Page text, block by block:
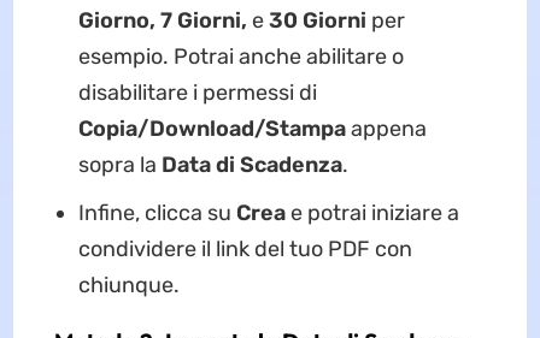
Giorno, 7 Giorni, e30 Giorni per
esempio. Potrai anche abilitare o
disabilitare i permessi di
Copia/Download/Stampaappena
sopra la Data di Scadenza.
Infine, clicca su Crea e potrai iniziare a
condividere il link del tuo PDF con
chiunque.